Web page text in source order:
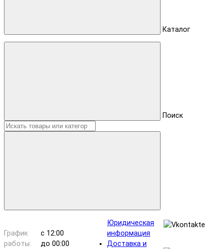
Каталог
Поиск
График
работы:
с 12:00
до 00:00
Юридическая
информация
Доставка и